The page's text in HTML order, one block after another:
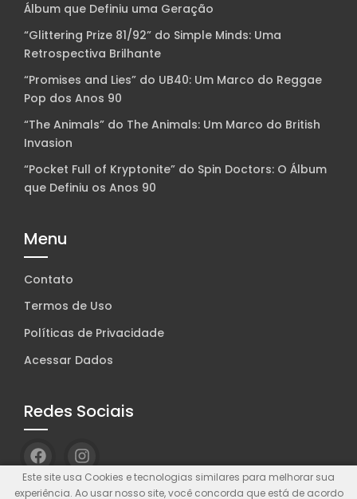
Álbum que Definiu uma Geração
“Glittering Prize 81/92” do Simple Minds: Uma
Retrospectiva Brilhante
“Promises and Lies” do UB40: Um Marco do Reggae
Pop dos Anos 90
“The Animals” do The Animals: Um Marco do British
Invasion
“Pocket Full of Kryptonite” do Spin Doctors: O Álbum
que Definiu os Anos 90
Menu
Contato
Termos de Uso
Políticas de Privacidade
Acessar Dados
Redes Sociais
Este site usa Cookies e tecnologias similares para melhorar sua
experiência. Ao usar nosso site, você concorda que está de acordo